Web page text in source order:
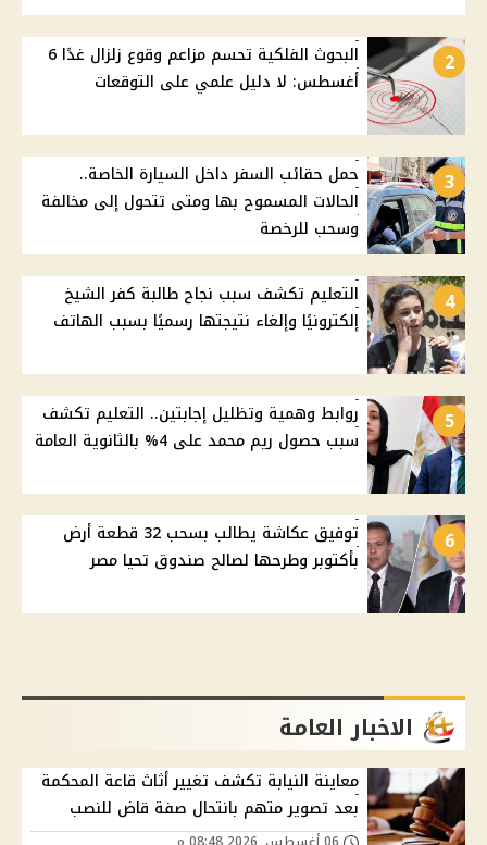
2
البحوث الفلكية تحسم مزاعم وقوع زلزال غدًا 6
أغسطس: لا دليل علمي على التوقعات
3
حمل حقائب السفر داخل السيارة الخاصة..
الحالات المسموح بها ومتى تتحول إلى مخالفة
وسحب للرخصة
4
التعليم تكشف سبب نجاح طالبة كفر الشيخ
إلكترونيًا وإلغاء نتيجتها رسميًا بسبب الهاتف
5
روابط وهمية وتظليل إجابتين.. التعليم تكشف
سبب حصول ريم محمد على 4% بالثانوية العامة
6
توفيق عكاشة يطالب بسحب 32 قطعة أرض
بأكتوبر وطرحها لصالح صندوق تحيا مصر
الاخبار العامة
معاينة النيابة تكشف تغيير أثاث قاعة المحكمة
بعد تصوير متهم بانتحال صفة قاض للنصب